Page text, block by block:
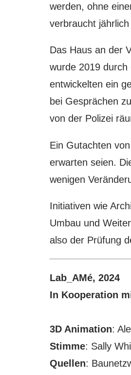
werden, ohne
verbraucht
Das Haus an der
wurde 2019
entwickelten ein
bei Gesprächen
von der Polizei
Ein Gutachten
erwarten seien.
wenigen
Initiativen wie
Umbau und
also der Prüfung
Lab_AMé, 2024
In Kooperation
3D Animation:
Stimme: Sally
Quellen: